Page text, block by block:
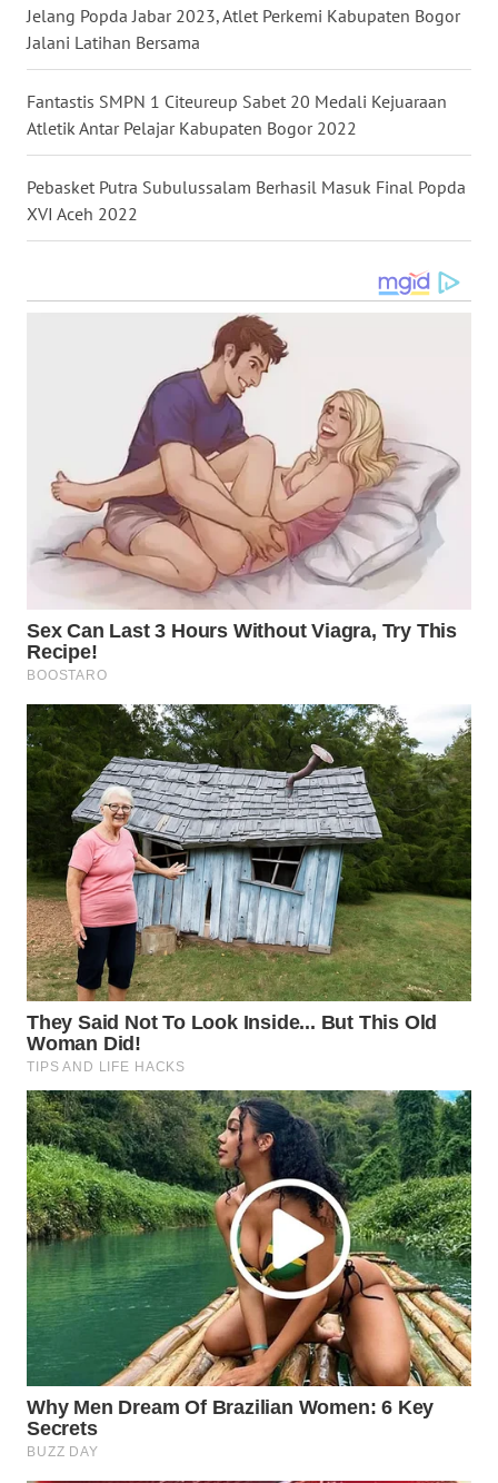
Jelang Popda Jabar 2023, Atlet Perkemi Kabupaten Bogor
Jalani Latihan Bersama
Fantastis SMPN 1 Citeureup Sabet 20 Medali Kejuaraan
Atletik Antar Pelajar Kabupaten Bogor 2022
Pebasket Putra Subulussalam Berhasil Masuk Final Popda
XVI Aceh 2022
DAIRI
DANAU
TOBA
WN
NIAS
TANJUNG
LESUNG
WN
WN
SIMALUNGUN
WN
LABUHANBATU
WN
TAPANULI
TENGAH
WN DELI
SERDANG
WN
TEBING
TINGGI
WN
PAKPAK
WN
KARAWANG
WN
BEKASI
BOGOR
WN
DEPOK